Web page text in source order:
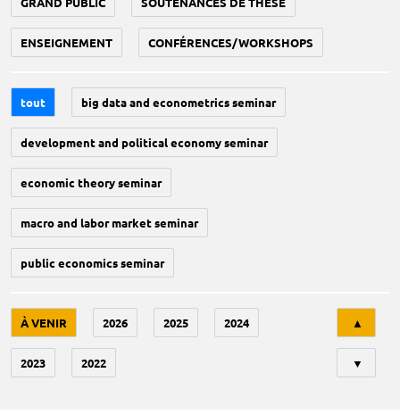
ENSEIGNEMENT CONFÉRENCES/WORKSHOPS
tout big data and econometrics seminar
development and political economy seminar
economic theory seminar
macro and labor market seminar
public economics seminar
À VENIR 2026 2025 2024
2023 2022
▲
▼